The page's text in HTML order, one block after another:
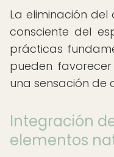
La eliminación
consciente del
prácticas
pueden
una sensación de
Integración
elementos